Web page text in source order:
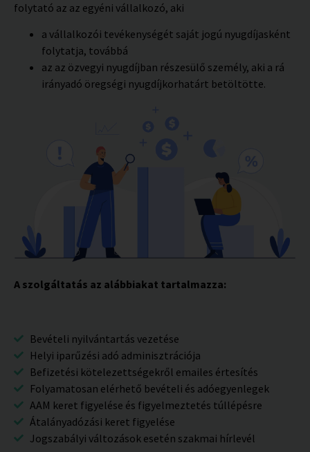
folytató az az egyéni vállalkozó, aki
a vállalkozói tevékenységét saját jogú nyugdíjasként
folytatja, továbbá
az az özvegyi nyugdíjban részesülő személy, aki a rá
irányadó öregségi nyugdíjkorhatárt betöltötte.
A szolgáltatás az alábbiakat tartalmazza:
Bevételi nyilvántartás vezetése
Helyi iparűzési adó adminisztrációja
Befizetési kötelezettségekről emailes értesítés
Folyamatosan elérhető bevételi és adóegyenlegek
AAM keret figyelése és figyelmeztetés túllépésre
Átalányadózási keret figyelése
Jogszabályi változások esetén szakmai hírlevél